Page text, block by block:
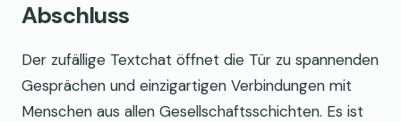
Abschluss
Der zufällige Textchat öffnet die Tür zu spannenden
Gesprächen und einzigartigen Verbindungen mit
Menschen aus allen Gesellschaftsschichten. Es ist